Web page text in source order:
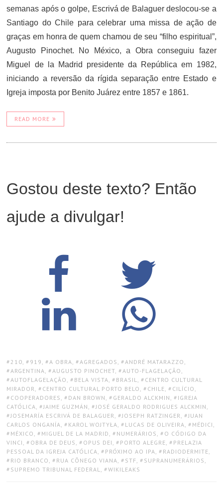
semanas após o golpe, Escrivá de Balaguer deslocou-se a
Santiago do Chile para celebrar uma missa de ação de
graças em honra de quem chamou de seu “filho espiritual”,
Augusto Pinochet. No México, a Obra conseguiu fazer
Miguel de la Madrid presidente da República em 1982,
iniciando a reversão da rígida separação entre Estado e
Igreja imposta por Benito Juárez entre 1857 e 1861.
READ MORE
Gostou deste texto? Então
ajude a divulgar!
TAGS:
210, 919 , A OBRA, AGREGADOS , ANDRÉ MATARAZZO ,
ARGENTINA, AUGUSTO PINOCHET, AUTO-FLAGELAÇÃO ,
AUTOFLAGELAÇÃO , BELA VISTA, BRASIL, CENTRO CULTURAL
MIRADOR, CENTRO CULTURAL PORTO BELO , CHILE, CILÍCIO ,
COOPERADORES , DAN BROWN , GERALDO ALCKMIN , IGREJA
CATÓLICA, JAIME GUZMÁN , JOSÉ GERALDO RODRIGUES ALCKMIN ,
JOSEMARÍA ESCRIVÁ DE BALAGUER, JOSEPH RATZINGER, JUAN
CARLOS ONGANÍA, KAROL WOJTYŁA, LUCAS DE OLIVEIRA, MÉDICI ,
MÉXICO , MIGUEL DE LA MADRID , NUMERÁRIOS , O CÓDIGO DA
VINCI , OBRA DE DEUS , OPUS DEI , PORTO ALEGRE, PRELAZIA
PESSOAL DA IGREJA CATÓLICA, PRÓXIMO AO IPA, RADIODERMITE,
RIO BRANCO , RUA CÔNEGO VIANA, STF, SUPRANUMERÁRIOS ,
SUPREMO TRIBUNAL FEDERAL, WIKILEAKS